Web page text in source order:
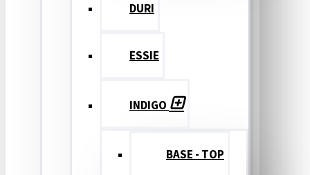
DURI
ESSIE
INDIGO
BASE - TOP